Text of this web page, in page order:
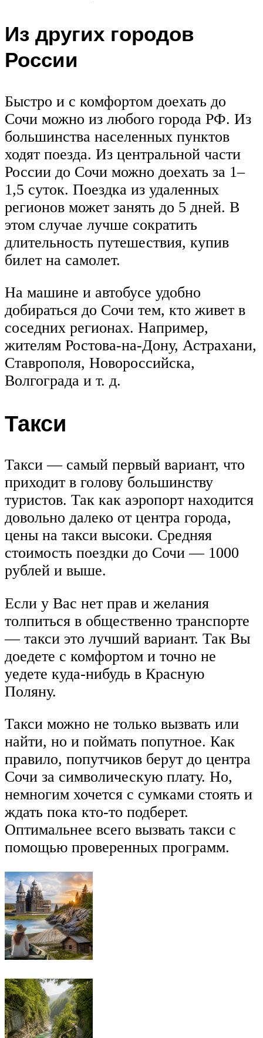
Из других городов
России
Быстро и с комфортом доехать до
Сочи можно из любого города РФ. Из
большинства населенных пунктов
ходят поезда. Из центральной части
России до Сочи можно доехать за 1–
1,5 суток. Поездка из удаленных
регионов может занять до 5 дней. В
этом случае лучше сократить
длительность путешествия, купив
билет на самолет.
На машине и автобусе удобно
добираться до Сочи тем, кто живет в
соседних регионах. Например,
жителям Ростова-на-Дону, Астрахани,
Ставрополя, Новороссийска,
Волгограда и т. д.
Такси
Такси — самый первый вариант, что
приходит в голову большинству
туристов. Так как аэропорт находится
довольно далеко от центра города,
цены на такси высоки. Средняя
стоимость поездки до Сочи — 1000
рублей и выше.
Если у Вас нет прав и желания
толпиться в общественно транспорте
— такси это лучший вариант. Так Вы
доедете с комфортом и точно не
уедете куда-нибудь в Красную
Поляну.
Такси можно не только вызвать или
найти, но и поймать попутное. Как
правило, попутчиков берут до центра
Сочи за символическую плату. Но,
немногим хочется с сумками стоять и
ждать пока кто-то подберет.
Оптимальнее всего вызвать такси с
помощью проверенных программ.